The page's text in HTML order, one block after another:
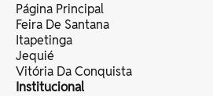
Página Principal
Feira De Santana
Itapetinga
Jequié
Vitória Da Conquista
Institucional